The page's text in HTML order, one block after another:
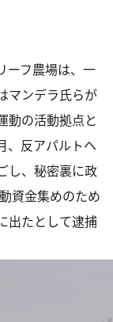
ーフ農場は、一
マンデラ氏らが
動の活動拠点と
、反アパルトヘ
し、秘密裏に政
資金集めのため
出たとして逮捕